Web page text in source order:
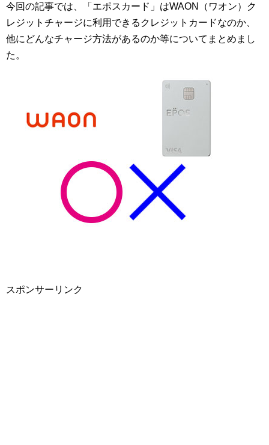
今回の記事では、「エポスカード」はWAON（ワオン）ク
レジットチャージに利用できるクレジットカードなのか、
他にどんなチャージ方法があるのか等についてまとめまし
た。
スポンサーリンク